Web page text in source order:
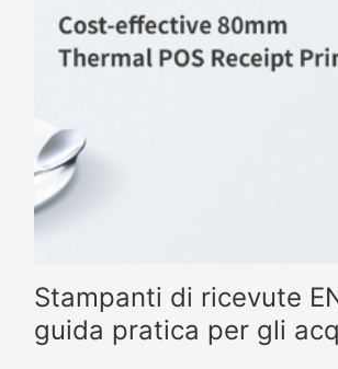
Stampanti di ricevute
guida pratica per gli